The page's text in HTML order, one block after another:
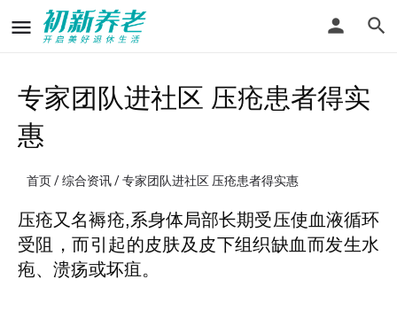
专家团队进社区 压疮患者得实
惠
首页/综合资讯/ 专家团队进社区 压疮患者得实惠
压疮又名褥疮,系身体局部长期受压使血液循环
受阻，而引起的皮肤及皮下组织缺血而发生水
疱、溃疡或坏疽。